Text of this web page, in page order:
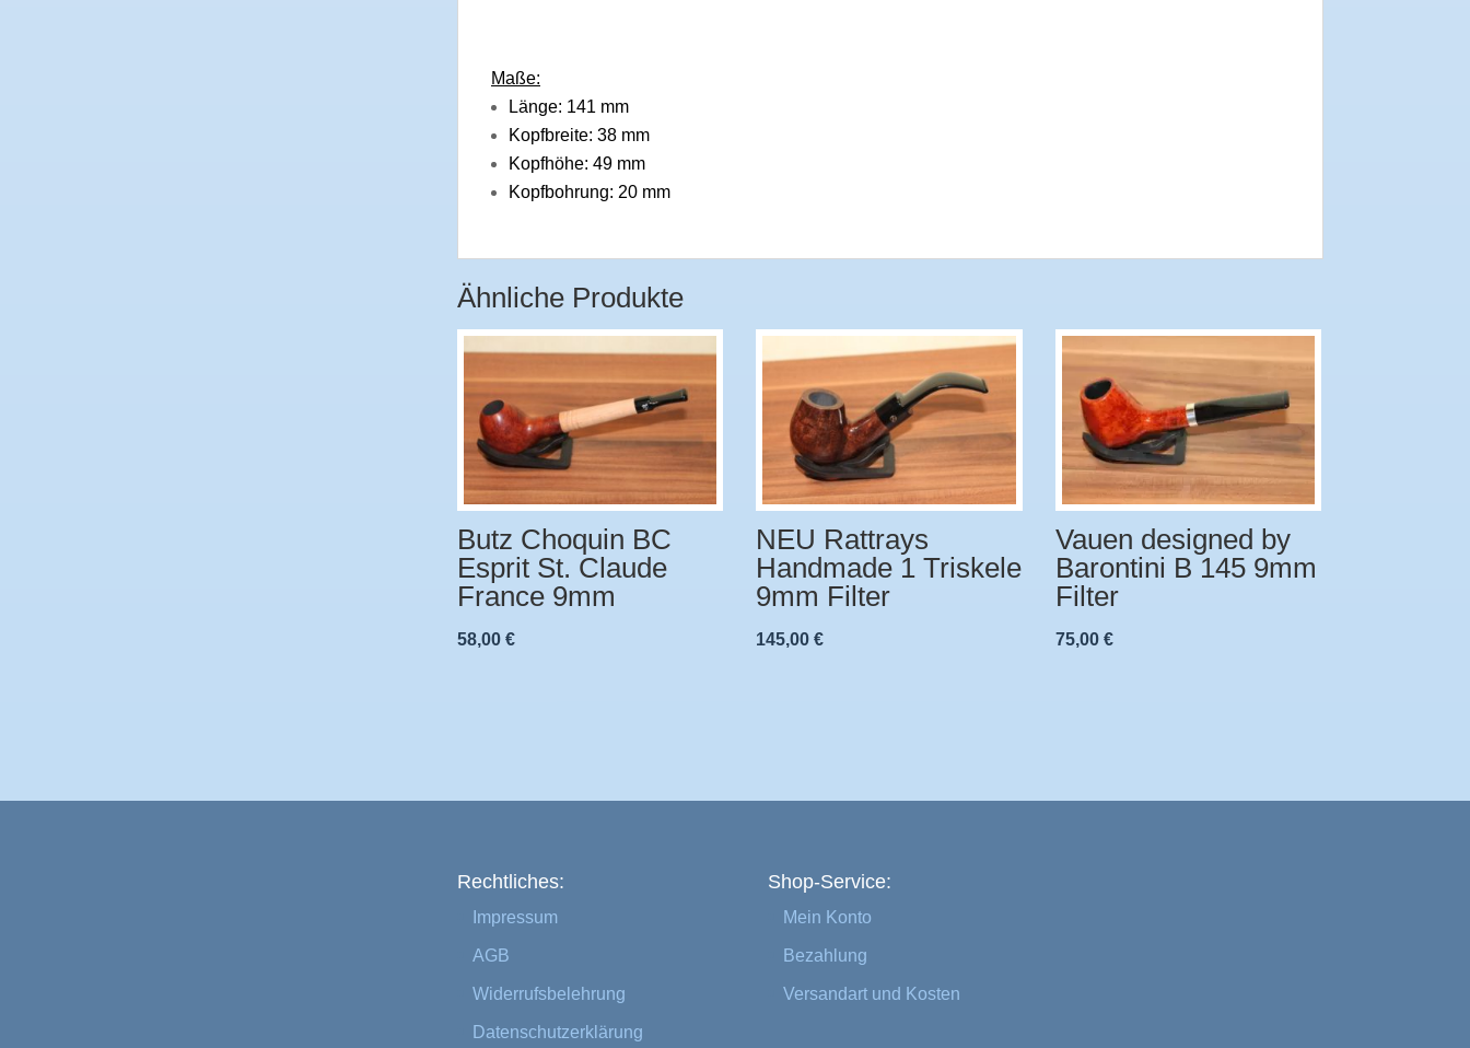
Maße:
Länge: 141 mm
Kopfbreite: 38 mm
Kopfhöhe: 49 mm
Kopfbohrung: 20 mm
Ähnliche Produkte
Butz Choquin BC
Esprit St. Claude
France 9mm
58,00 €
NEU Rattrays
Handmade 1 Triskele
9mm Filter
145,00€
Vauen designed by
Barontini B 145 9mm
Filter
75,00 €
Rechtliches:
Impressum
AGB
Widerrufsbelehrung
Datenschutzerklärung
Shop-Service:
Mein Konto
Bezahlung
Versandart und Kosten